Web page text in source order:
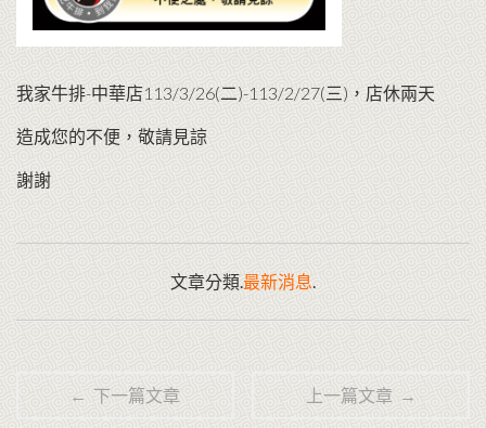
我家牛排-中華店113/3/26(二)-113/2/27(三)，店休兩天
造成您的不便，敬請見諒
謝謝
文章分類.最新消息
← 下一篇文章 上一篇文章 →